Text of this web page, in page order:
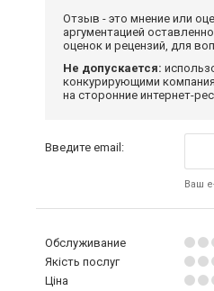
Отзыв - это мнение или
аргументацией
оценок и рецензий, для
Не допускается:
конкурирующими
на сторонние интернет-
Введите email:
Ваш
Обслуживание
Якість послуг
Ціна